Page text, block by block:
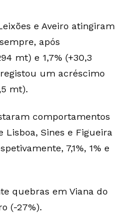
e Aveiro atingiram
após
mt) e 1,7% (+30,3
um acréscimo
mt).
comportamentos
Lisboa, Sines e Figueira
7,1%, 1% e
quebras em Viana do
(-27%).